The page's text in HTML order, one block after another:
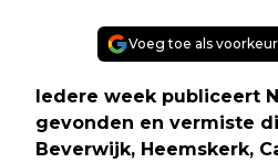
Voeg toe als
Iedere week publiceert
gevonden en vermiste
Beverwijk, Heemskerk,